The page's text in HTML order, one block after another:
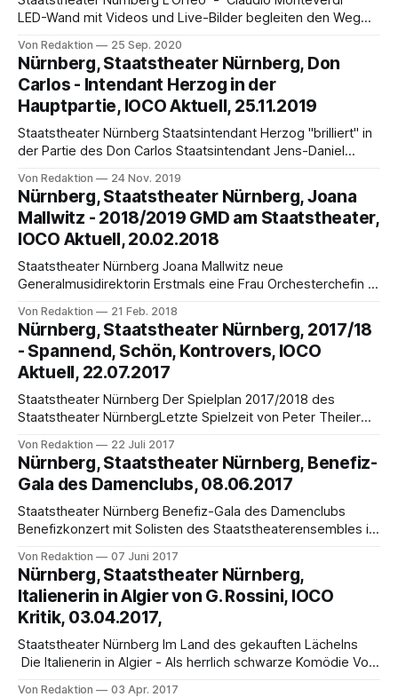
LED-Wand mit Videos und Live-Bilder begleiten den Weg
bilderlosen Unterwelt Premiere 2. Oktober 2020
Staatsintendant Jens-Daniel Herzog eröffnet die Opern-
Spielzeit 2020/21 mit L’Orfeo in einer Orchesterfassung von
Joana Mallwitz und Frank
Von Redaktion 25 Sep. 2020
Nürnberg, Staatstheater Nürnberg, Don
Carlos - Intendant Herzog in der
Hauptpartie, IOCO Aktuell, 25.11.2019
Staatstheater Nürnberg Staatsintendant Herzog "brilliert" in
der Partie des Don Carlos Staatsintendant Jens-Daniel
kurzfristig die Hauptrolle Jeder Theaterabend ist einmalig,
aber manche sind noch einmaliger. Am Staatstheater
Nürnberg meldete sich am 22. November 2019, wenige
Stunden vor Beginn
Von Redaktion 24 Nov. 2019
Nürnberg, Staatstheater Nürnberg, Joana
Mallwitz - 2018/2019 GMD am Staatstheater,
IOCO Aktuell, 20.02.2018
Staatstheater Nürnberg Joana Mallwitz neue
Generalmusidirektorin Erstmals eine Frau Orchesterchefin in
Hildesheim) übernimmt als neue Generalmusikdirektorin ab
der Saison 2018/2019 die Leitung der Staatsphilharmonie
Nürnberg. Ihr Vertrag läuft über fünf Jahre. Nürnbergs
Kulturreferentin Prof. Dr. Julia Lehner hob hervor, dass mit
Von Redaktion 21 Feb. 2018
Nürnberg, Staatstheater Nürnberg, 2017/18
- Spannend, Schön, Kontrovers, IOCO
Aktuell, 22.07.2017
Staatstheater Nürnberg Der Spielplan 2017/2018 des
Staatstheater NürnbergLetzte Spielzeit von Peter Theiler
Saison 2017/2018 gemeinsam mit dem Geschäftsführenden
Direktor Christian Ruppert, den Spartenleitern des
Staatstheaters, Schauspieldirektor Klaus Kusenberg,
Generalmusikdirektor Marcus Bosch und der Leiterin der
Theaterpädagogik Anja Sparberg vor. Es
Von Redaktion 22 Juli 2017
Nürnberg, Staatstheater Nürnberg, Benefiz-
Gala des Damenclubs, 08.06.2017
Staatstheater Nürnberg Benefiz-Gala des Damenclubs
Benefizkonzert mit Solisten des Staatstheaterensembles im
Oper e.V. lädt wieder zum traditionellen Sommernachts-
Benefizkonzert am Donnerstag, 08. Juni 2017 (19:30 Uhr),
ins Nürnberger Opernhaus. Staatsintendant Peter Theiler
moderiert durch das Programm, das von Solist*innen
Von Redaktion 07 Juni 2017
Nürnberg, Staatstheater Nürnberg,
Italienerin in Algier von G. Rossini, IOCO
Kritik, 03.04.2017,
Staatstheater Nürnberg Im Land des gekauften Lächelns
Die Italienerin in Algier - Als herrlich schwarze Komödie Von
Von Redaktion 03 Apr. 2017